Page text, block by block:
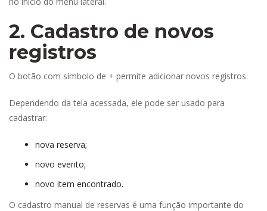
2. Cadastro de novos
registro
O botão com símbolo de + permite adicionar novos registros.
Dependendo da tela acessada, ele pode ser usado para
cadastrar:
nova reserva;
novo evento;
novo item encontrado.
O cadastro manual de reservas é uma função importante do